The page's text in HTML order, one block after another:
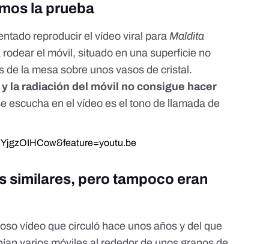
la prueba
reproducir el vídeo viral paraMaldita
el móvil, situado en una superficie no
la mesa sobre unos vasos de cristal.
la radiación del móvil no consigue hacer
escucha en el vídeo es el tono de llamada de
similares, pero tampoco eran
vídeo que circuló hace unos años y del que